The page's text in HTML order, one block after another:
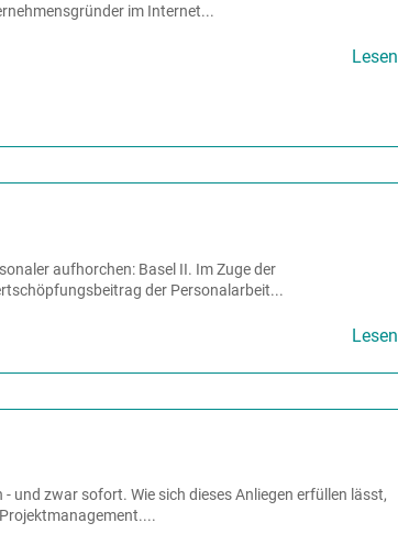
im Internet...
Lesen
aufhorchen: Basel II. Im Zuge der
der Personalarbeit...
Lesen
und zwar sofort. Wie sich dieses Anliegen erfüllen lässt,